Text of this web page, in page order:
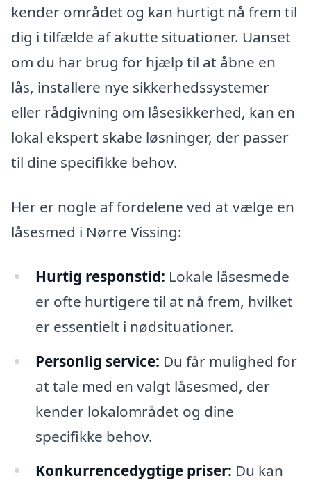
kender området og kan hurtigt nå frem til
dig i tilfælde af akutte situationer. Uanset
om du har brug for hjælp til at åbne en
lås, installere nye sikkerhedssystemer
eller rådgivning om låsesikkerhed, kan en
lokal ekspert skabe løsninger, der passer
til dine specifikke behov.
Her er nogle af fordelene ved at vælge en
låsesmed i Nørre Vissing:
Hurtig responstid: Lokale låsesmede
er ofte hurtigere til at nå frem, hvilket
er essentielt i nødsituationer.
Personlig service: Du får mulighed for
at tale med en valgt låsesmed, der
kender lokalområdet og dine
specifikke behov.
Konkurrencedygtige priser: Du kan